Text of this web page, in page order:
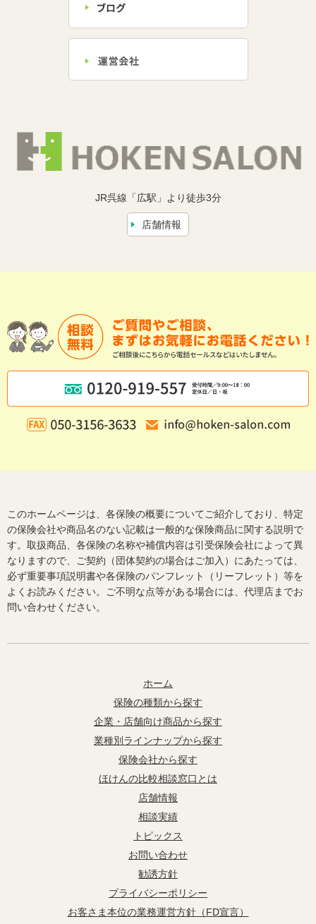
JR呉線「広駅」より徒歩3分
店舗情報
このホームページは、各保険の概要についてご紹介しており、特定
の保険会社や商品名のない記載は一般的な保険商品に関する説明で
す。取扱商品、各保険の名称や補償内容は引受保険会社によって異
なりますので、ご契約（団体契約の場合はご加入）にあたっては、
必ず重要事項説明書や各保険のパンフレット（リーフレット）等を
よくお読みください。ご不明な点等がある場合には、代理店までお
問い合わせください。
ホーム
保険の種類から探す
企業・店舗向け商品から探す
業種別ラインナップから探す
保険会社から探す
ほけんの比較相談窓口とは
店舗情報
相談実績
トピックス
お問い合わせ
勧誘方針
プライバシーポリシー
お客さま本位の業務運営方針（FD宣言）